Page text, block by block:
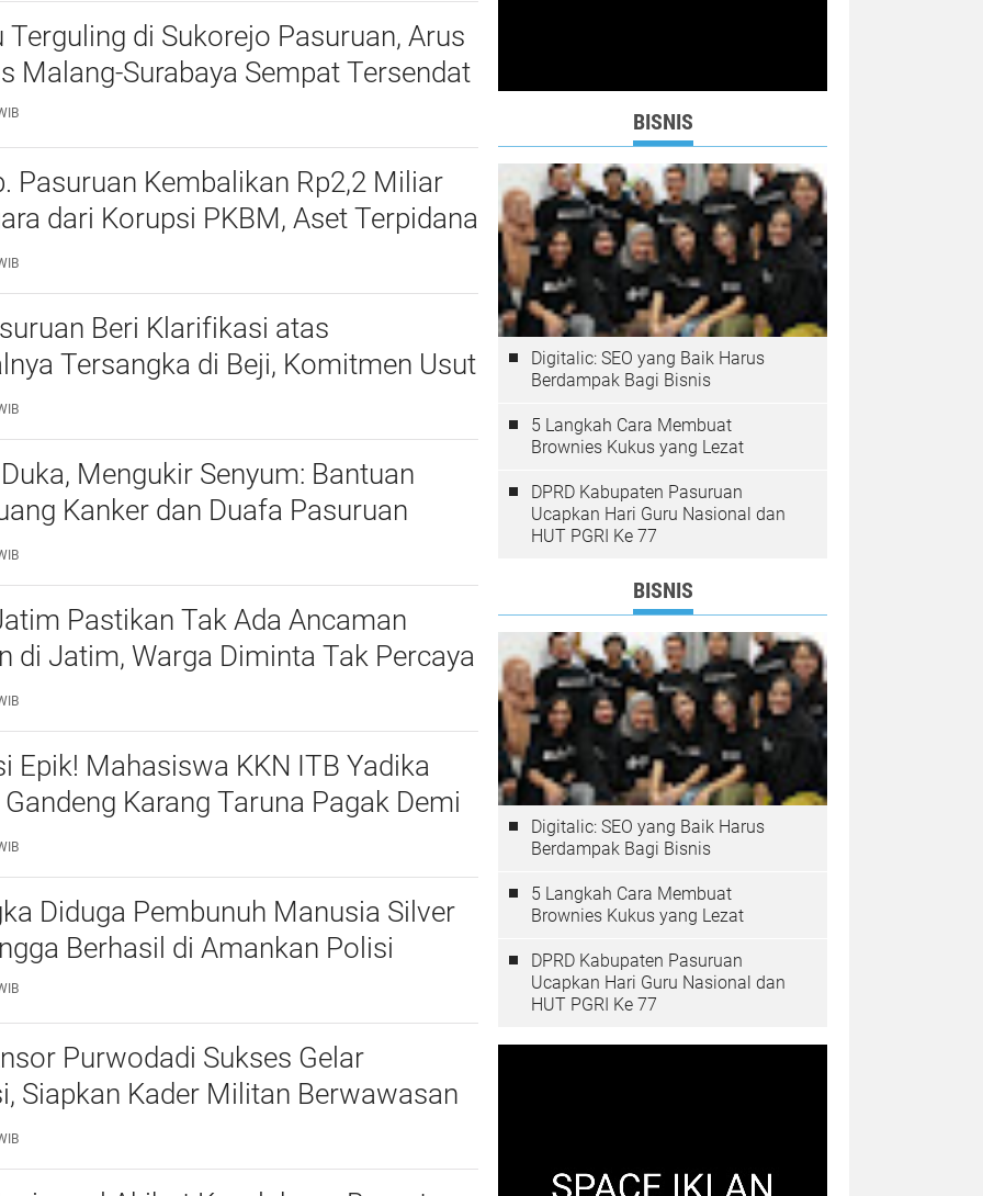
Terguling di Sukorejo Pasuruan, Arus
Malang-Surabaya Sempat Tersendat
Pasuruan Kembalikan Rp2,2 Miliar
dari Korupsi PKBM, Aset Terpidana
Beri Klarifikasi atas
Tersangka di Beji, Komitmen Usut
Transparan
Mengukir Senyum: Bantuan
Kanker dan Duafa Pasuruan
Pastikan Tak Ada Ancaman
di Jatim, Warga Diminta Tak Percaya
Epik! Mahasiswa KKN ITB Yadika
Karang Taruna Pagak Demi
Diduga Pembunuh Manusia Silver
Berhasil di Amankan Polisi
Purwodadi Sukses Gelar
Siapkan Kader Militan Berwawasan
BISNIS
Digitalic: SEO yang Baik Harus
Berdampak Bagi Bisnis
5 Langkah Cara Membuat
Brownies Kukus yang Lezat
DPRD Kabupaten Pasuruan
Ucapkan Hari Guru Nasional dan
HUT PGRI Ke 77
BISNIS
Digitalic: SEO yang Baik Harus
Berdampak Bagi Bisnis
5 Langkah Cara Membuat
Brownies Kukus yang Lezat
DPRD Kabupaten Pasuruan
Ucapkan Hari Guru Nasional dan
HUT PGRI Ke 77